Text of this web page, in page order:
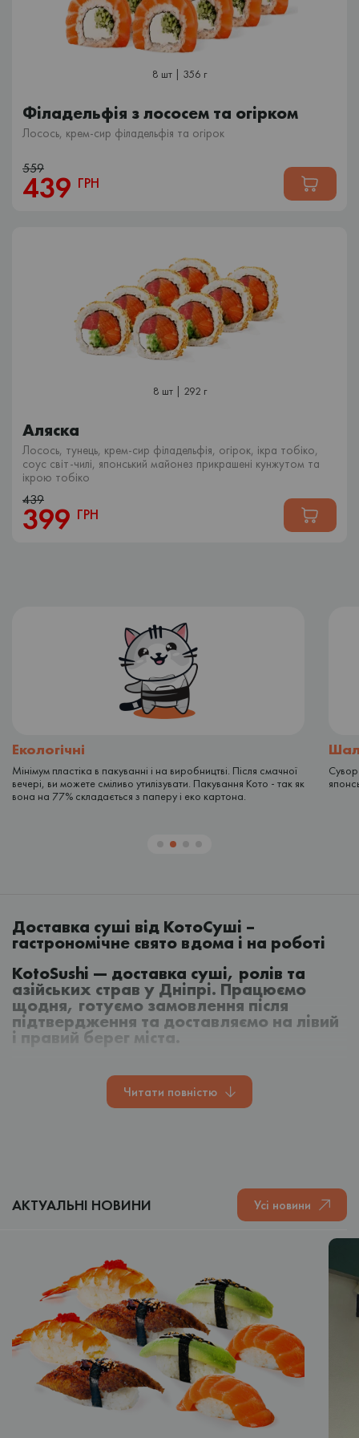
8 шт | 356 г
Філадельфія з лососем та огірком
Лосось, крем-сир філадельфія та огірок
559
439 ГРН
8 шт | 292 г
Аляска
Лосось, тунець, крем-сир філадельфія, огірок, ікра тобіко,
соус світ-чилі, японський майонез прикрашені кунжутом та
ікрою тобіко
439
399 ГРН
Екологічні
Мінімум пластіка в пакуванні і на виробництві. Після смачної
вечері, ви можете сміливо утилізувати. Пакування Кото - так як
вона на 77% складається з паперу і еко картона.
Доставка суші від КотоСуші –
гастрономічне свято вдома і на роботі
KotoSushi — доставка суші, ролів та
азійських страв у Дніпрі. Працюємо
щодня, готуємо замовлення після
підтвердження та доставляємо на лівий
і правий берег міста.
шаурма, снеки, десерти та напої. Обирайте страви для
обіду, сімейної вечері, зустрічі з друзями або великої
У KotoSushi можна зібрати невелике замовлення для однієї
людини, обрати вечерю для двох або замовити великий сет
для сім’ї та компанії.
У картці кожної страви вказані склад, вага, кількість
шматочків і актуальна ціна. Це допомагає швидко порівняти
позиції та обрати потрібний формат замовлення.
РОЛИ ТА СУШІ
У меню представлені класичні, запечені та гарячі роли з
Читати повністю
АКТУАЛЬНІ НОВИНИ Усі новини